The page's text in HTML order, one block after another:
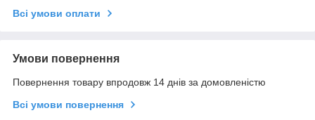
Всі умови оплати
Умови повернення
Повернення товару впродовж 14 днів за домовленістю
Всі умови повернення